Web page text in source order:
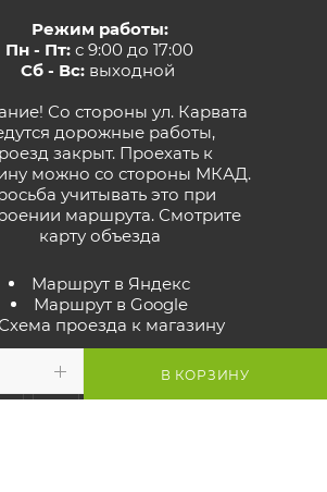
В КОРЗИНУ
Режим работы:
Пн - Пт: с 9:00 до 17:00
Сб - Вс:выходной
Со стороны ул. Карвата
дорожные работы,
закрыт. Проехать к
можно со стороны МКАД.
учитывать это при
маршрута. Смотрите
карту объезда
Маршрут в Яндекс
Маршрут в Google
Схема проезда к магазину